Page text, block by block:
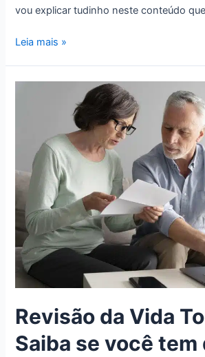
vou explicar tudinho neste conteúdo
Leia mais »
Revisão da Vida
Saiba se você tem